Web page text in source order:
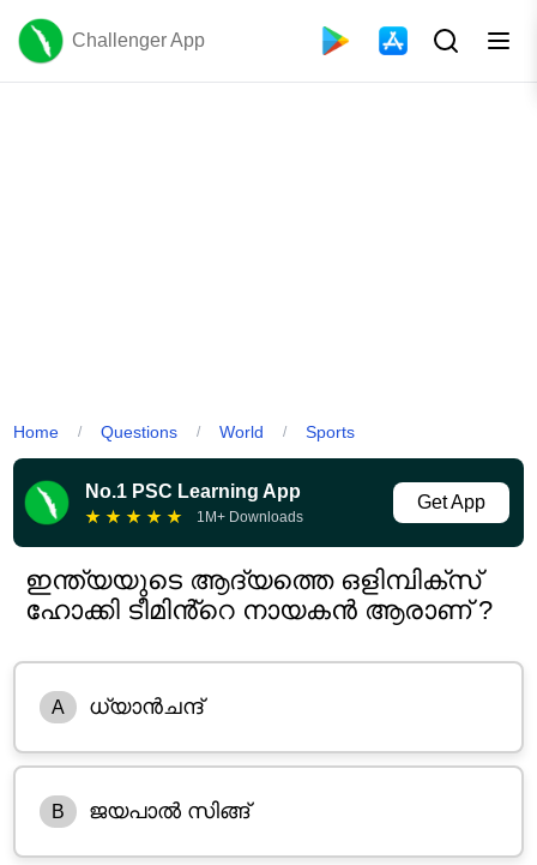
Challenger App
Home / Questions / World / Sports
No.1 PSC Learning App
★ ★ ★ ★ ★ 1M+ Downloads
Get App
ഇന്ത്യയുടെ ആദ്യത്തെ ഒളിമ്പിക്സ്
ഹോക്കി ടീമിൻ്റെ നായകൻ ആരാണ് ?
A ധ്യാൻചന്ദ്
B ജയ‌പാൽ സിങ്ങ്